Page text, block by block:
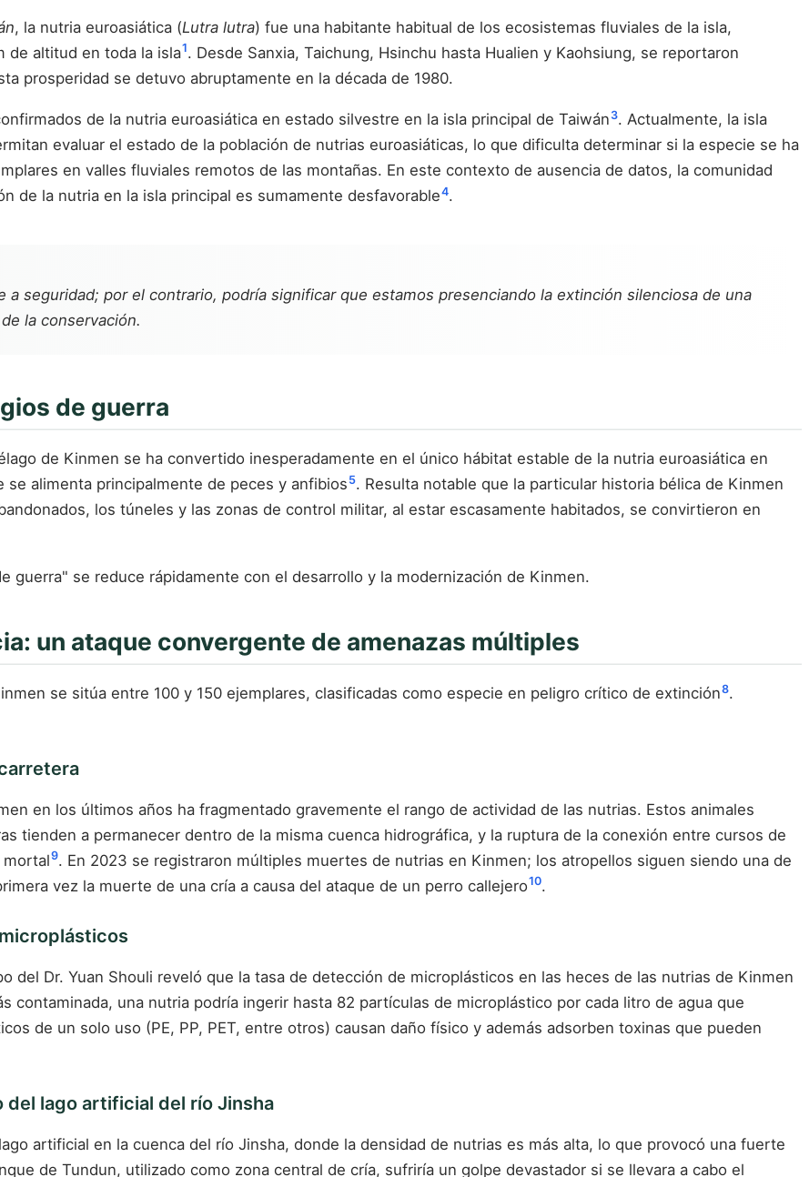
, la nutria euroasiática (Lutra lutra) fue una habitante habitual de los ecosistemas fluviales de la isla,
de altitud en toda la isla1. Desde Sanxia, Taichung, Hsinchu hasta Hualien y Kaohsiung, se reportaron
prosperidad se detuvo abruptamente en la década de 1980.
de la nutria euroasiática en estado silvestre en la isla principal de Taiwán 3. Actualmente, la isla
evaluar el estado de la población de nutrias euroasiáticas, lo que dificulta determinar si la especie se ha
en valles fluviales remotos de las montañas. En este contexto de ausencia de datos, la comunidad
de la nutria en la isla principal es sumamente desfavorable4.
a seguridad; por el contrario, podría significar que estamos presenciando la extinción silenciosa de una
la conservación.
de guerra
de Kinmen se ha convertido inesperadamente en el único hábitat estable de la nutria euroasiática en
alimenta principalmente de peces y anfibios 5. Resulta notable que la particular historia bélica de Kinmen
los túneles y las zonas de control militar, al estar escasamente habitados, se convirtieron en
guerra" se reduce rápidamente con el desarrollo y la modernización de Kinmen.
un ataque convergente de amenazas múltiples
se sitúa entre 100 y 150 ejemplares, clasificadas como especie en peligro crítico de extinción8.
en los últimos años ha fragmentado gravemente el rango de actividad de las nutrias. Estos animales
tienden a permanecer dentro de la misma cuenca hidrográfica, y la ruptura de la conexión entre cursos de
mortal9. En 2023 se registraron múltiples muertes de nutrias en Kinmen; los atropellos siguen siendo una de
vez la muerte de una cría a causa del ataque de un perro callejero10.
del Dr. Yuan Shouli reveló que la tasa de detección de microplásticos en las heces de las nutrias de Kinmen
contaminada, una nutria podría ingerir hasta 82 partículas de microplástico por cada litro de agua que
de un solo uso (PE, PP, PET, entre otros) causan daño físico y además adsorben toxinas que pueden
lago artificial del río Jinsha
artificial en la cuenca del río Jinsha, donde la densidad de nutrias es más alta, lo que provocó una fuerte
de Tundun, utilizado como zona central de cría, sufriría un golpe devastador si se llevara a cabo el